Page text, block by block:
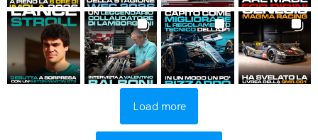
Load more